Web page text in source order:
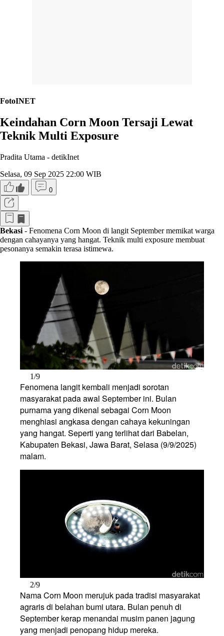
FotoINET
Keindahan Corn Moon Tersaji Lewat
Teknik Multi Exposure
Pradita Utama - detikInet
Selasa, 09 Sep 2025 22:00 WIB
0
Bekasi - Fenomena Corn Moon di langit September memikat warga
dengan cahayanya yang hangat. Teknik multi exposure membuat
pesonanya semakin terasa istimewa.
1/9
Fenomena langit kembali menjadi sorotan
masyarakat pada awal September ini. Bulan
purnama yang dikenal sebagai Corn Moon
menghiasi angkasa dengan cahaya kekuningan
yang hangat. Seperti yang terlihat dari Babelan,
Kabupaten Bekasi, Jawa Barat, Selasa (9/9/2025)
malam.
2/9
Nama Corn Moon merujuk pada tradisi masyarakat
agraris di belahan bumi utara. Bulan penuh di
September kerap menandai musim panen jagung
yang menjadi penopang hidup mereka.